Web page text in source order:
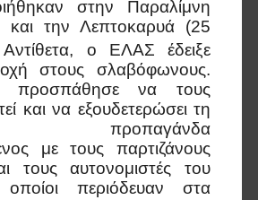
στην Παραλίμνη
και την Λεπτοκαρυά (25
Αντίθετα, ο ΕΛΑΣ έδειξε
στους σλαβόφωνους.
προσπάθησε να τους
και να εξουδετερώσει τη
προπαγάνδα
με τους παρτιζάνους
τους αυτονομιστές του
περιόδευαν στα